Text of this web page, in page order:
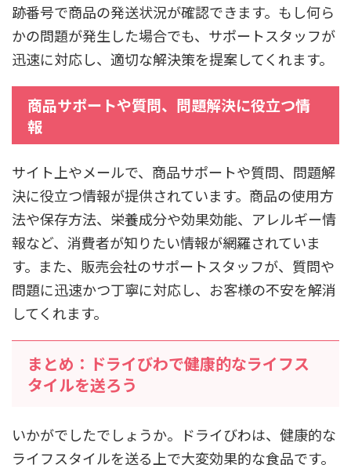
跡番号で商品の発送状況が確認できます。もし何ら
かの問題が発生した場合でも、サポートスタッフが
迅速に対応し、適切な解決策を提案してくれます。
商品サポートや質問、問題解決に役立つ情
報
サイト上やメールで、商品サポートや質問、問題解
決に役立つ情報が提供されています。商品の使用方
法や保存方法、栄養成分や効果効能、アレルギー情
報など、消費者が知りたい情報が網羅されていま
す。また、販売会社のサポートスタッフが、質問や
問題に迅速かつ丁寧に対応し、お客様の不安を解消
してくれます。
まとめ：ドライびわで健康的なライフス
タイルを送ろう
いかがでしたでしょうか。ドライびわは、健康的な
ライフスタイルを送る上で大変効果的な食品です。